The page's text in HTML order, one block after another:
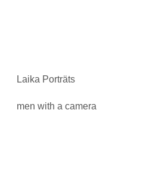
Laika Porträts
men with a camera